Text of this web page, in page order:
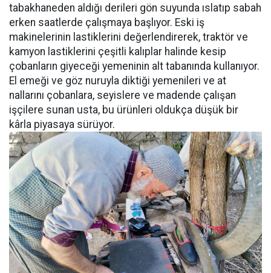
tabakhaneden aldığı derileri gön suyunda ıslatıp sabah
erken saatlerde çalışmaya başlıyor. Eski iş
makinelerinin lastiklerini değerlendirerek, traktör ve
kamyon lastiklerini çeşitli kalıplar halinde kesip
çobanların giyeceği yemeninin alt tabanında kullanıyor.
El emeği ve göz nuruyla diktiği yemenileri ve at
nallarını çobanlara, seyislere ve madende çalışan
işçilere sunan usta, bu ürünleri oldukça düşük bir
kârla piyasaya sürüyor.